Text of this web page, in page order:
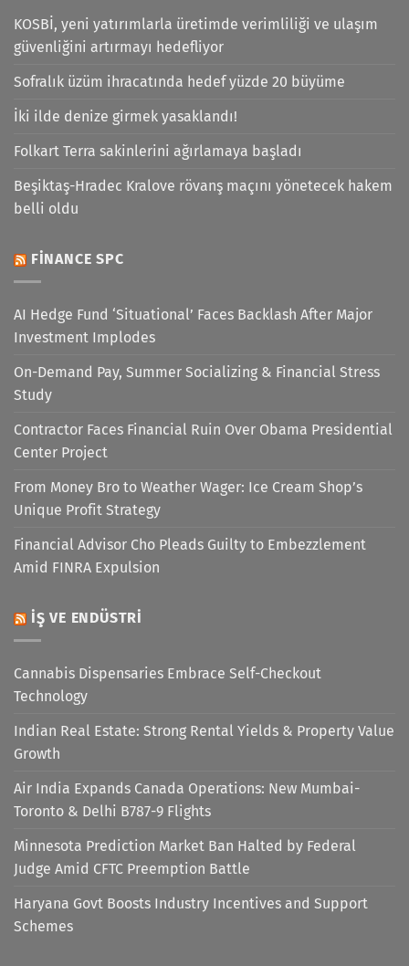
KOSBİ, yeni yatırımlarla üretimde verimliliği ve ulaşım
güvenliğini artırmayı hedefliyor
Sofralık üzüm ihracatında hedef yüzde 20 büyüme
İki ilde denize girmek yasaklandı!
Folkart Terra sakinlerini ağırlamaya başladı
Beşiktaş-Hradec Kralove rövanş maçını yönetecek hakem
belli oldu
FINANCE SPC
AI Hedge Fund ‘Situational’ Faces Backlash After Major
Investment Implodes
On-Demand Pay, Summer Socializing & Financial Stress
Study
Contractor Faces Financial Ruin Over Obama Presidential
Center Project
From Money Bro to Weather Wager: Ice Cream Shop’s
Unique Profit Strategy
Financial Advisor Cho Pleads Guilty to Embezzlement
Amid FINRA Expulsion
İŞ VE ENDÜSTRI
Cannabis Dispensaries Embrace Self-Checkout
Technology
Indian Real Estate: Strong Rental Yields & Property Value
Growth
Air India Expands Canada Operations: New Mumbai-
Toronto & Delhi B787-9 Flights
Minnesota Prediction Market Ban Halted by Federal
Judge Amid CFTC Preemption Battle
Haryana Govt Boosts Industry Incentives and Support
Schemes